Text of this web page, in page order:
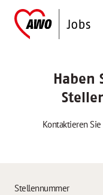
Haben
Kontaktieren
Stellennummer